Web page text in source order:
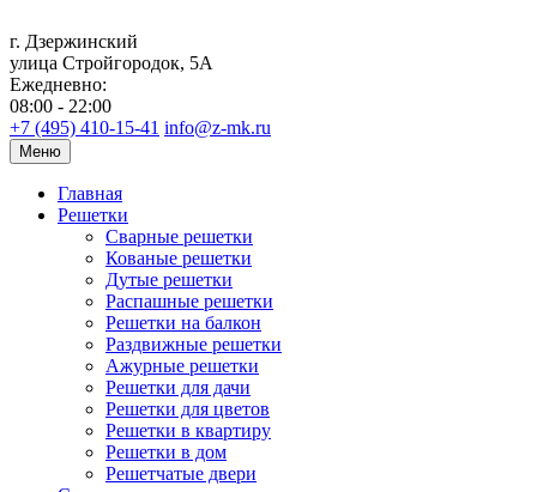
г. Дзержинский
улица Стройгородок, 5А
Ежедневно:
08:00 - 22:00
+7 (495) 410-15-41 info@z-mk.ru
Меню
Главная
Решетки
Сварные решетки
Кованые решетки
Дутые решетки
Распашные решетки
Решетки на балкон
Раздвижные решетки
Ажурные решетки
Решетки для дачи
Решетки для цветов
Решетки в квартиру
Решетки в дом
Решетчатые двери